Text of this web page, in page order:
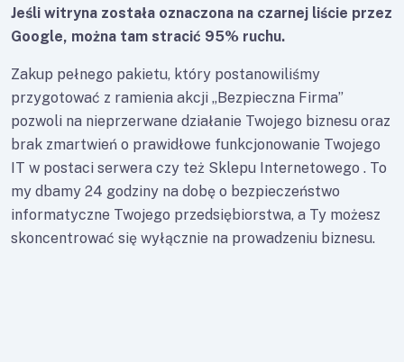
Jeśli witryna została oznaczona na czarnej liście przez
Google, można tam stracić 95% ruchu.
Zakup pełnego pakietu, który postanowiliśmy
przygotować z ramienia akcji „Bezpieczna Firma”
pozwoli na nieprzerwane działanie Twojego biznesu oraz
brak zmartwień o prawidłowe funkcjonowanie Twojego
IT w postaci serwera czy też Sklepu Internetowego . To
my dbamy 24 godziny na dobę o bezpieczeństwo
informatyczne Twojego przedsiębiorstwa, a Ty możesz
skoncentrować się wyłącznie na prowadzeniu biznesu.